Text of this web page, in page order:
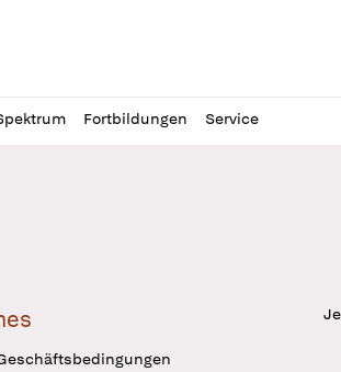
Fortbildungen Service